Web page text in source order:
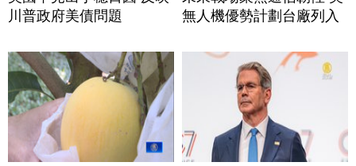
川普政府美債問題
無人機優勢計劃台廠列入